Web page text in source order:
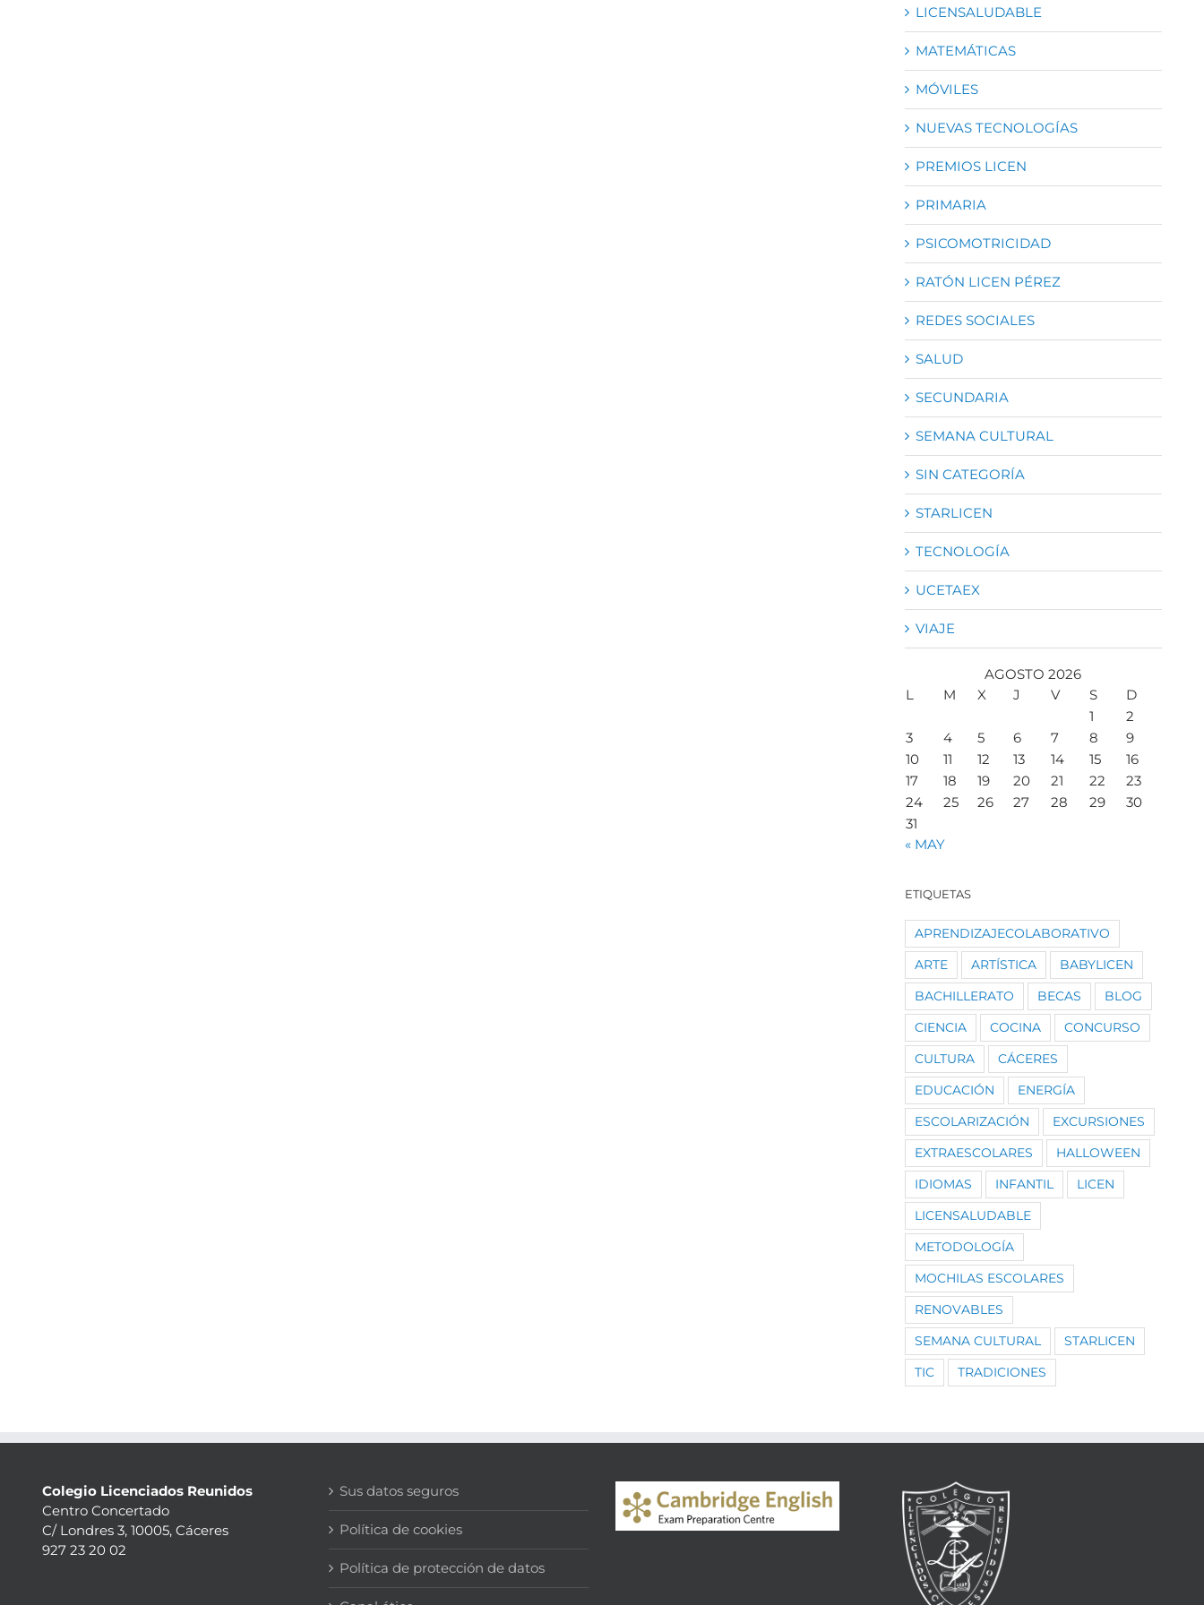
LICENSALUDABLE
MATEMÁTICAS
MÓVILES
NUEVAS TECNOLOGÍAS
PREMIOS LICEN
PRIMARIA
PSICOMOTRICIDAD
RATÓN LICEN PÉREZ
REDES SOCIALES
SALUD
SECUNDARIA
SEMANA CULTURAL
SIN CATEGORÍA
STARLICEN
TECNOLOGÍA
UCETAEX
VIAJE
AGOSTO 2026
L
M X J V S
D
1
2
3
4 5 6 7 8
9
10
11 12 13 14 15
16
17
18 19 20 21 22
23
24
25 26 27 28 29
30
31
« MAY
ETIQUETAS
APRENDIZAJECOLABORATIVO
ARTE ARTÍSTICA BABYLICEN
BACHILLERATO BECAS BLOG
CIENCIA COCINA CONCURSO
CULTURA CÁCERES
EDUCACIÓN ENERGÍA
ESCOLARIZACIÓN EXCURSIONES
EXTRAESCOLARES HALLOWEEN
IDIOMAS INFANTIL LICEN
LICENSALUDABLE
METODOLOGÍA
MOCHILAS ESCOLARES
RENOVABLES
SEMANA CULTURAL STARLICEN
TIC TRADICIONES
Colegio Licenciados Reunidos
Centro Concertado
C/ Londres 3, 10005, Cáceres
927 23 20 02
Sus datos seguros
Política de cookies
Política de protección de datos